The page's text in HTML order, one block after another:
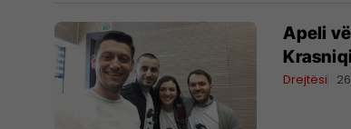
Apeli
Drejtësi